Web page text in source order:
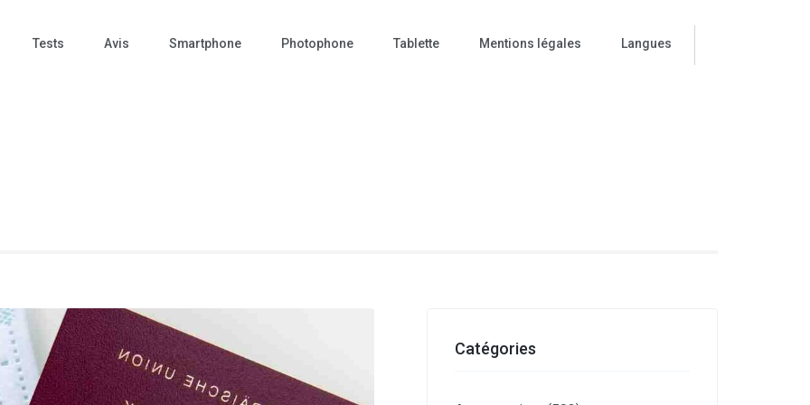
Tests Avis Smartphone Photophone Tablette Mentions légales Langues
Catégories